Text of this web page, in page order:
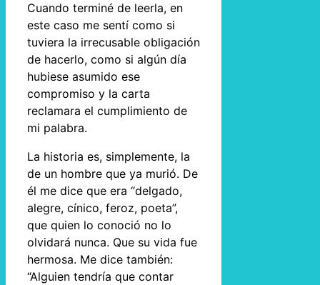
Cuando terminé de leerla, en
este caso me sentí como si
tuviera la irrecusable obligación
de hacerlo, como si algún día
hubiese asumido ese
compromiso y la carta
reclamara el cumplimiento de
mi palabra.
La historia es, simplemente, la
de un hombre que ya murió. De
él me dice que era “delgado,
alegre, cínico, feroz, poeta”,
que quien lo conoció no lo
olvidará nunca. Que su vida fue
hermosa. Me dice también:
“Alguien tendría que contar